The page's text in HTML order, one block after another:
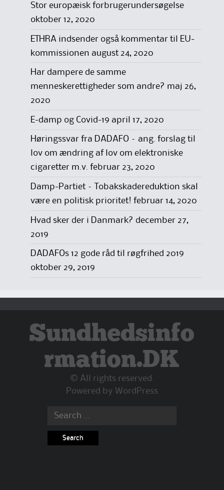
Stor europæisk forbrugerundersøgelse
oktober 12, 2020
ETHRA indsender også kommentar til EU-
kommissionen august 24, 2020
Har dampere de samme
menneskerettigheder som andre? maj 26,
2020
E-damp og Covid-19 april 17, 2020
Høringssvar fra DADAFO – ang. forslag til
lov om ændring af lov om elektroniske
cigaretter m.v. februar 23, 2020
Damp-Partiet – Tobakskadereduktion skal
være en politisk prioritet! februar 14, 2020
Hvad sker der i Danmark? december 27,
2019
DADAFOs 12 gode råd til røgfrihed 2019
oktober 29, 2019
Sundhedsinfo
rmation.DK
© All rights reserved.
Powered by WordPress
Search